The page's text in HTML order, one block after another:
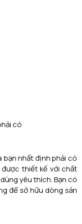
có
bạn nhất định phải có
thiết kế với chất
yêu thích. Bạn có
để sở hữu dòng sản